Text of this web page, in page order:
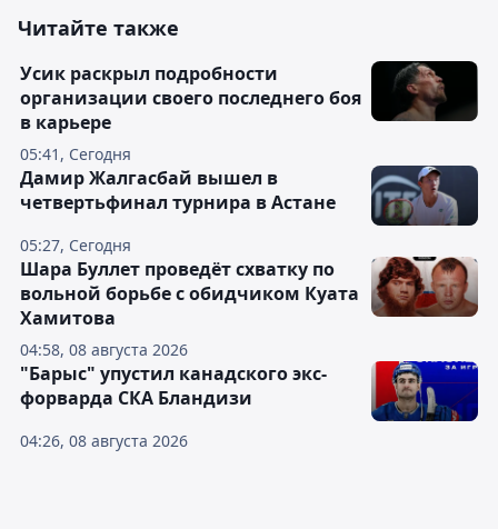
Читайте также
05:41, Сегодня
Усик раскрыл подробности
организации своего последнего боя
в карьере
05:27, Сегодня
Дамир Жалгасбай вышел в
четвертьфинал турнира в Астане
04:58, 08 августа 2026
Шара Буллет проведёт схватку по
вольной борьбе с обидчиком Куата
Хамитова
04:26, 08 августа 2026
"Барыс" упустил канадского экс-
форварда СКА Бландизи